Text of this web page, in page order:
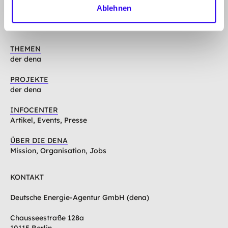
Ablehnen
Linkedin
Mastodon
Youtube
THEMEN
der dena
PROJEKTE
der dena
INFOCENTER
Artikel, Events, Presse
ÜBER DIE DENA
Mission, Organisation, Jobs
KONTAKT
Deutsche Energie-Agentur GmbH (dena)
Chausseestraße 128a